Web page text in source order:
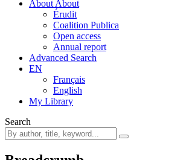
About About
Érudit
Coalition Publica
Open access
Annual report
Advanced Search
EN
Français
English
My Library
Search